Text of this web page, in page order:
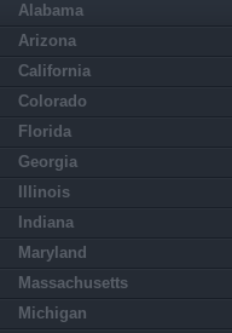
Alabama
Arizona
California
Colorado
Florida
Georgia
Illinois
Indiana
Maryland
Massachusetts
Michigan